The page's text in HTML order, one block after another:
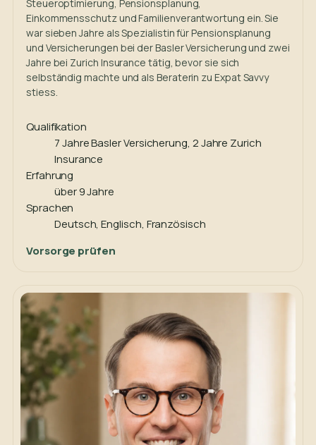
Steueroptimierung, Pensionsplanung,
Einkommensschutz und Familienverantwortung ein. Sie
war sieben Jahre als Spezialistin für Pensionsplanung
und Versicherungen bei der Basler Versicherung und zwei
Jahre bei Zurich Insurance tätig, bevor sie sich
selbständig machte und als Beraterin zu Expat Savvy
stiess.
Qualifikation
7 Jahre Basler Versicherung, 2 Jahre Zurich
Insurance
Erfahrung
über 9 Jahre
Sprachen
Deutsch, Englisch, Französisch
Vorsorge prüfen